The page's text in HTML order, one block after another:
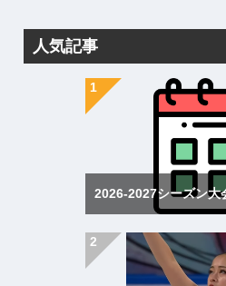
人気記事
2026-2027シーズン大